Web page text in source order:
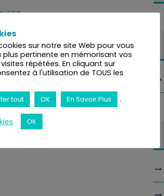
Körper und unserem
Assoziationsmechanismus.Das
man in seinem Leben eine
gekoppelt...
sur notre site Web pour vous
plus pertinente en mémorisant vos
répétées. En cliquant sur
à l'utilisation de TOUS les
tout OK En Savoir Plus .
OK